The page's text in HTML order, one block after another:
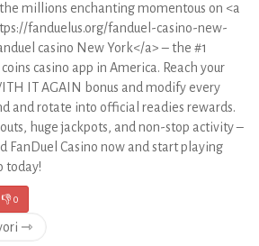
millions enchanting momentous on <a
fanduelus.org/fanduel-casino-new-
casino New York</a> – the #1
casino app in America. Reach your
IT AGAIN bonus and modify every
and rotate into official readies rewards.
huge jackpots, and non-stop activity –
FanDuel Casino now and start playing
today!
👎0
⇾